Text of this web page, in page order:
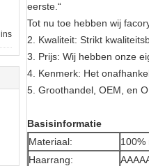
eerste.“
Tot nu toe hebben wij
2. Kwaliteit: Strikt
3. Prijs: Wij hebben onze
4. Kenmerk: Het
5. Groothandel, OEM, en
Basisinformatie
Materiaal:
100%
Haarrang: